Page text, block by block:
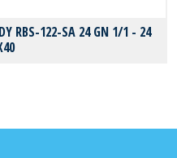
RBS-122-SA 24 GN 1/1 - 24